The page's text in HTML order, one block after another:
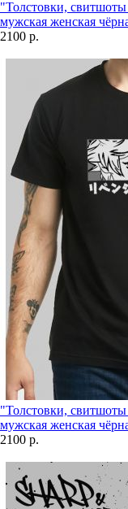
"Толстовки,
мужская женская
2100 р.
"Толстовки,
мужская женская
2100 р.